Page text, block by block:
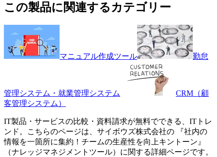
この製品に関連するカテゴリー
マニュアル作成ツール 勤怠
管理システム・就業管理システム
CRM（顧
客管理システム）
IT製品・サービスの比較・資料請求が無料でできる、ITトレ
ンド。こちらのページは、 サイボウズ株式会社の 『社内の
情報を一箇所に集約！チームの生産性を向上キントーン 』
（ナレッジマネジメントツール）に関する詳細ページです。